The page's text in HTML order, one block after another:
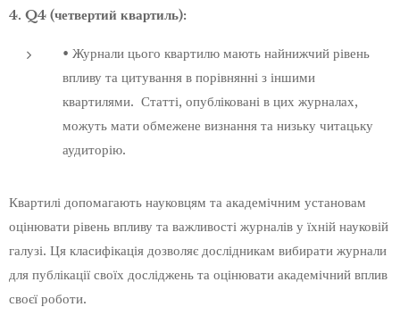
4. Q4 (четвертий квартиль):
• Журнали цього квартилю мають найнижчий рівень
впливу та цитування в порівнянні з іншими
квартилями. Статті, опубліковані в цих журналах,
можуть мати обмежене визнання та низьку читацьку
аудиторію.
Квартилі допомагають науковцям та академічним установам
оцінювати рівень впливу та важливості журналів у їхній науковій
галузі. Ця класифікація дозволяє дослідникам вибирати журнали
для публікації своїх досліджень та оцінювати академічний вплив
своєї роботи.